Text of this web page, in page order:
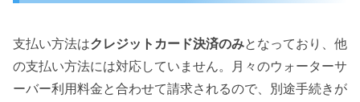
支払い方法はクレジットカード決済のみとなっており、他
の支払い方法には対応していません。月々のウォーターサ
ーバー利用料金と合わせて請求されるので、別途手続きが